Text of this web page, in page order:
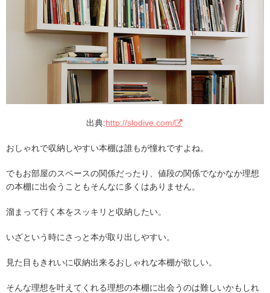
出典:http://slodive.com/
おしゃれで収納しやすい本棚は誰もが憧れですよね。
でもお部屋のスペースの関係だったり、値段の関係でなかなか理想
の本棚に出会うこともそんなに多くはありません。
溜まって行く本をスッキリと収納したい。
いざという時にさっと本が取り出しやすい。
見た目もきれいに収納出来るおしゃれな本棚が欲しい。
そんな理想を叶えてくれる理想の本棚に出会うのは難しいかもしれ